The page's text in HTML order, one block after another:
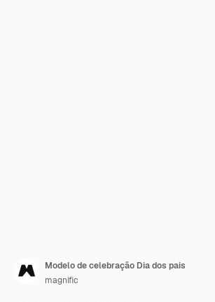
Modelo de celebração Dia dos pais
magnific